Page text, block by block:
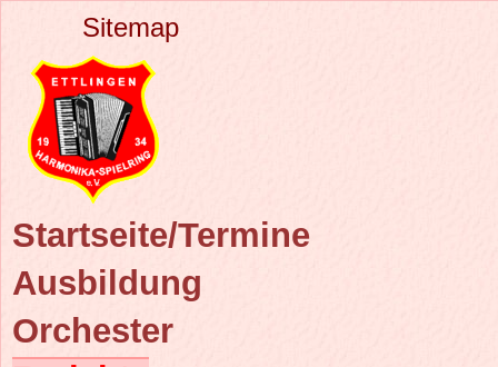
Sitemap
Startseite/Termine
Ausbildung
Orchester